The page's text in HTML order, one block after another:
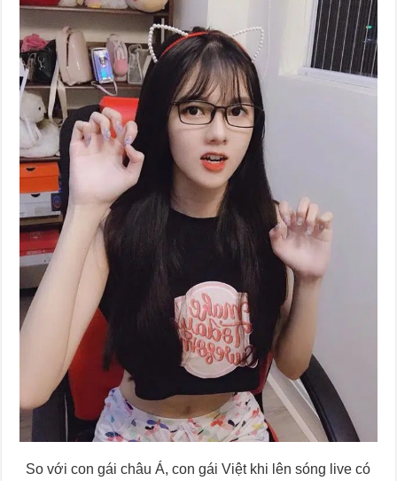
So với con gái châu Á, con gái Việt khi lên sóng live có